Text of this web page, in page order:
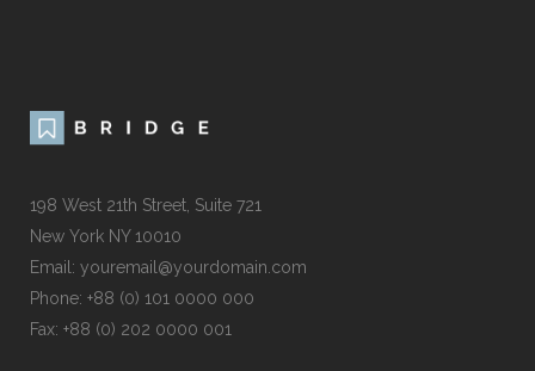
198 West 21th Street, Suite 721
New York NY 10010
Email: youremail@yourdomain.com
Phone: +88 (0) 101 0000 000
Fax: +88 (0) 202 0000 001